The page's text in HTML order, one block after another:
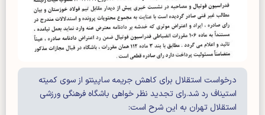
درخواست استقلال برای کاهش جریمه ساپینتو از سوی کمیته
استیناف رد شد.رای تجدید نظر خواهی باشگاه فرهنگی ورزشی
استقلال تهران به این شرح است: